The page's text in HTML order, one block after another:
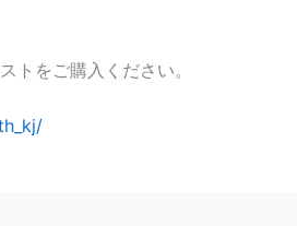
トをご購入ください。